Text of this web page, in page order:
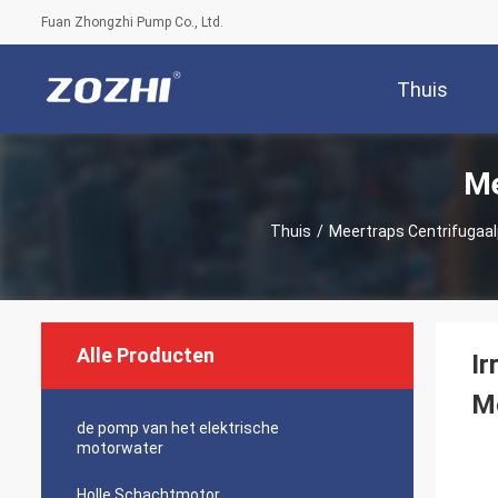
Fuan Zhongzhi Pump Co., Ltd.
Thuis
Thuis / Meertraps
Alle Producten
de pomp van het elektrische
motorwater